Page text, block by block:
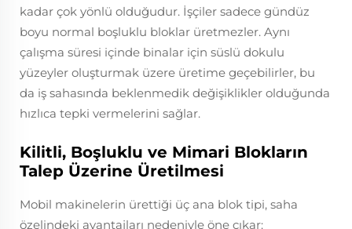
kadar çok yönlü olduğudur. İşçiler sadece gündüz
boyu normal boşluklu bloklar üretmezler. Aynı
çalışma süresi içinde binalar için süslü dokulu
yüzeyler oluşturmak üzere üretime geçebilirler, bu
da iş sahasında beklenmedik değişiklikler olduğunda
hızlıca tepki vermelerini sağlar.
Kilitli, Boşluklu ve Mimari Blokların
Talep Üzerine Üretilmesi
Mobil makinelerin ürettiği üç ana blok tipi, saha
özelindeki avantajları nedeniyle öne çıkar: